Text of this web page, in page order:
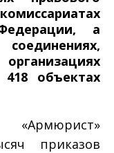
а
объектах
приказов